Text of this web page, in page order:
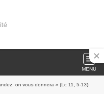
MENU
on vous donnera » (Lc 11, 5-13)